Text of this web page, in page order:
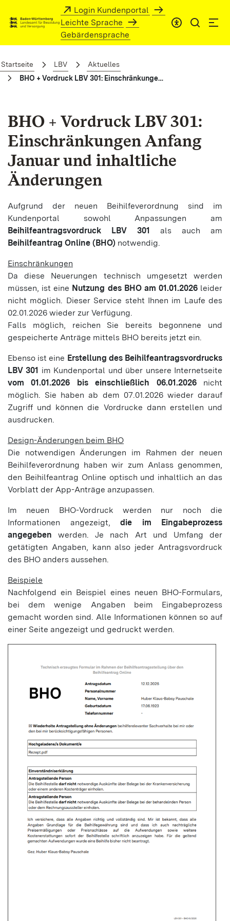
Zum Hauptinhalt springenLogin Kundenportal
Leichte Sprache
Gebärdensprache
Startseite LBV
Aktuelles
BHO + Vordruck LBV 301: Einschränkungen Anfang Januar und inhaltliche Änderungen
BHO + Vordruck LBV 301:
Einschränkungen Anfang
Januar und inhaltliche
Änderungen
Aufgrund der neuen Beihilfeverordnung sind im
Kundenportal sowohl Anpassungen am
Beihilfeantragsvordruck LBV 301 als auch am
Beihilfeantrag Online (BHO) notwendig.
Einschränkungen
Da diese Neuerungen technisch umgesetzt werden
müssen, ist eine Nutzung des BHO am 01.01.2026leider
nicht möglich. Dieser Service steht Ihnen im Laufe des
02.01.2026 wieder zur Verfügung.
Falls möglich, reichen Sie bereits begonnene und
gespeicherte Anträge mittels BHO bereits jetzt ein.
Ebenso ist eine Erstellung des Beihilfeantragsvordrucks
LBV 301 im Kundenportal und über unsere Internetseite
vom 01.01.2026 bis einschließlich 06.01.2026nicht
möglich. Sie haben ab dem 07.01.2026 wieder darauf
Zugriff und können die Vordrucke dann erstellen und
ausdrucken.
Design-Änderungen beim BHO
Die notwendigen Änderungen im Rahmen der neuen
Beihilfeverordnung haben wir zum Anlass genommen,
den Beihilfeantrag Online optisch und inhaltlich an das
Vorblatt der App-Anträge anzupassen.
Im neuen BHO-Vordruck werden nur noch die
Informationen angezeigt, die im Eingabeprozess
angegeben werden. Je nach Art und Umfang der
getätigten Angaben, kann also jeder Antragsvordruck
des BHO anders aussehen.
Beispiele
Nachfolgend ein Beispiel eines neuen BHO-Formulars,
bei dem wenige Angaben beim Eingabeprozess
gemacht worden sind. Alle Informationen können so auf
einer Seite angezeigt und gedruckt werden.